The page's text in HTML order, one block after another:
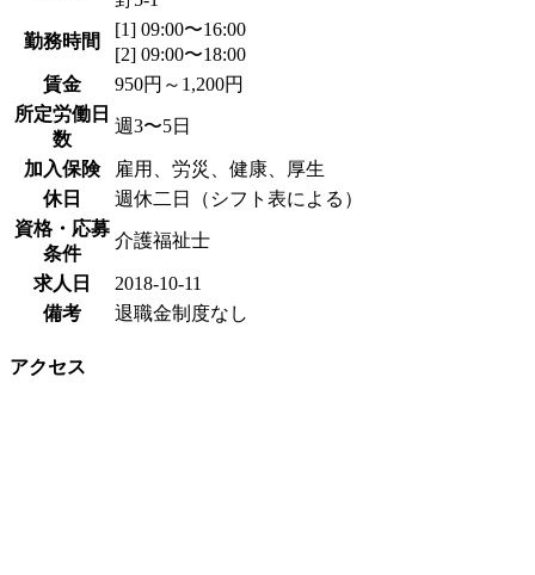
勤務時間
[1] 09:00〜16:00
[2] 09:00〜18:00
賃金
950円～1,200円
所定労働日
数
週3〜5日
加入保険
雇用、労災、健康、厚生
休日
週休二日（シフト表による）
資格・応募
条件
介護福祉士
求人日
2018-10-11
備考
退職金制度なし
アクセス